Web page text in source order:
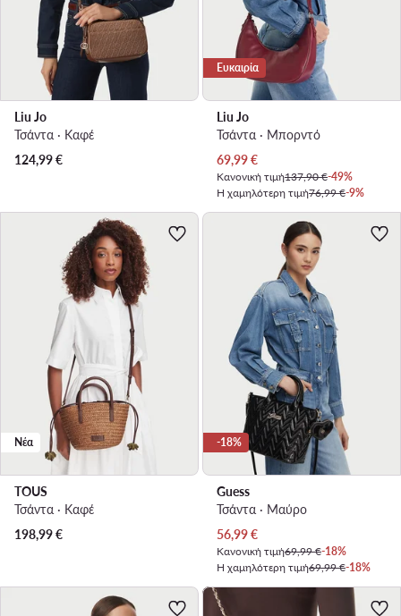
Liu Jo
Τσάντα · Καφέ
124,99€
Ευκαιρία
Liu Jo
Τσάντα · Μπορντό
Τρέχουσα τιμή
69,99€
Κανονική τιμή137,90 €-49%
Η χαμηλότερη τιμή76,99 €-9%
Νέα
TOUS
Τσάντα · Καφέ
198,99€
-18%
Guess
Τσάντα · Μαύρο
Τρέχουσα τιμή
56,99€
Κανονική τιμή69,99 €-18%
Η χαμηλότερη τιμή69,99 €-18%